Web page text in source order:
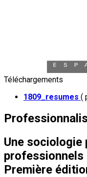
Téléchargements
1809_resumes (
Une sociologie
professionnels
Première